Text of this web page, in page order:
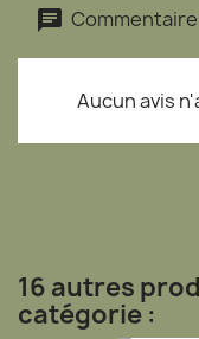
Aucun avis
16 autres
catégorie :